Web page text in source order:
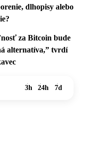
dlhopisy alebo
za Bitcoin bude
alternatíva,” tvrdí
3h 24h 7d